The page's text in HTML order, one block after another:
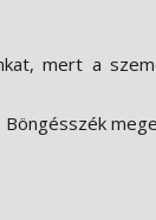
mert a